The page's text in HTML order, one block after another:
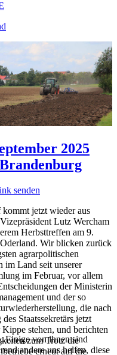
2025
senden
jetzt wieder aus
Lutz Wercham
Herbsttreffen am 9.
Wir blicken zurück
agrarpolitischen
im Land seit unserer
im Februar, vor allem
der Ministerin
und der so
die nach
Staatssekretärs jetzt
stehen, und berichten
zum Trotz die
erneut auf die
Einige von ihnen sind
andere uns helfen, diese